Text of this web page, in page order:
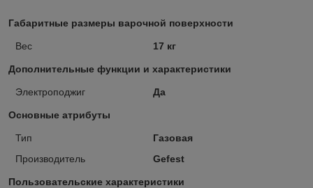
Габаритные размеры варочной поверхности
Вес 17 кг
Дополнительные функции и характеристики
Электроподжиг Да
Основные атрибуты
Тип
Газовая
Производитель
Gefest
Пользовательские характеристики